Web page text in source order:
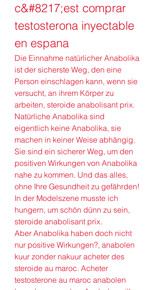
c&#8217;est comprar
testosterona inyectable
en espana
Die Einnahme natürlicher Anabolika
ist der sicherste Weg, den eine
Person einschlagen kann, wenn sie
versucht, an ihrem Körper zu
arbeiten, steroide anabolisant prix.
Natürliche Anabolika sind
eigentlich keine Anabolika, sie
machen in keiner Weise abhängig.
Sie sind ein sicherer Weg, um den
positiven Wirkungen von Anabolika
nahe zu kommen. Und das alles,
ohne Ihre Gesundheit zu gefährden!
In der Modelszene musste ich
hungern, um schön dünn zu sein,
steroide anabolisant prix.
Aber Anabolika haben doch nicht
nur positive Wirkungen?, anabolen
kuur zonder nakuur acheter des
steroide au maroc. Acheter
testosterone au maroc anabolen